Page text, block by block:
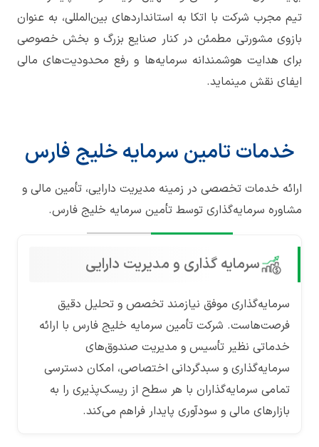
تیم مجرب شرکت با اتکا به استانداردهای بین‌المللی، به عنوان
بازوی مشورتی مطمئن در کنار صنایع بزرگ و بخش خصوصی
برای هدایت هوشمندانه سرمایه‌ها و رفع محدودیت‌های مالی
ایفای نقش مینماید.
خدمات تامین سرمایه خلیج فارس
ارائه خدمات تخصصی در زمینه مدیریت دارایی، تأمین مالی و
مشاوره سرمایه‌گذاری توسط تأمین سرمایه خلیج فارس.
سرمایه گذاری و مدیریت دارایی
سرمایه‌گذاری موفق نیازمند تخصص و تحلیل دقیق
فرصت‌هاست. شرکت تأمین سرمایه خلیج فارس با ارائه
خدماتی نظیر تأسیس و مدیریت صندوق‌های
سرمایه‌گذاری و سبدگردانی اختصاصی، امکان دسترسی
تمامی سرمایه‌گذاران با هر سطح از ریسک‌پذیری را به
بازارهای مالی و سودآوری پایدار فراهم می‌کند.